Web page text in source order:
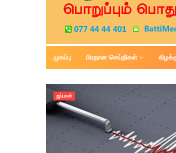
Battimedia
முகப்பு பிரதான செய்திகள்
ஜப்பான்